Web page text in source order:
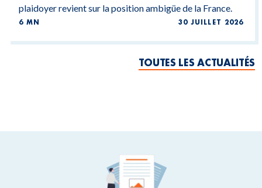
plaidoyer revient sur la position ambigüe de la France.
6 MN 30 JUILLET 2026
TOUTES LES ACTUALITÉS